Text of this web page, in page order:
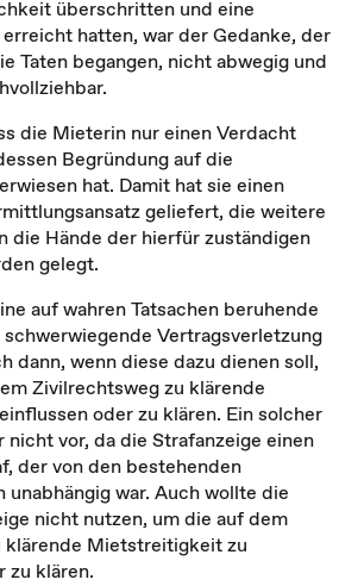
überschritten und eine
hatten, war der Gedanke, der
Taten begangen, nicht abwegig und
die Mieterin nur einen Verdacht
Begründung auf die
hat. Damit hat sie einen
geliefert, die weitere
die Hände der hierfür zuständigen
gelegt.
auf wahren Tatsachen beruhende
Vertragsverletzung
dann, wenn diese dazu dienen soll,
Zivilrechtsweg zu klärende
oder zu klären. Ein solcher
nicht vor, da die Strafanzeige einen
der von den bestehenden
war. Auch wollte die
nicht nutzen, um die auf dem
klärende Mietstreitigkeit zu
zu klären.